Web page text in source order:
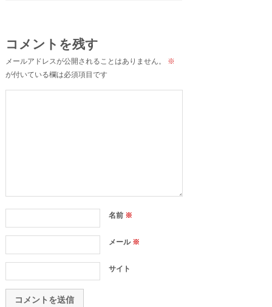
コメントを残す
メールアドレスが公開されることはありません。
※
が付いている欄は必須項目です
名前 ※
メール※
サイト